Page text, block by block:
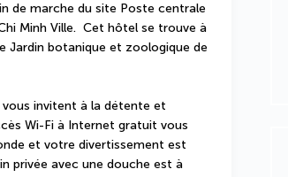
de marche du site Poste centrale
Minh Ville.  Cet hôtel se trouve à
Jardin botanique et zoologique de
invitent à la détente et
Wi-Fi à Internet gratuit vous
et votre divertissement est
privée avec une douche est à